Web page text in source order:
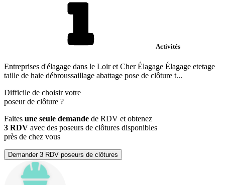
Activités
Entreprises d'élagage dans le Loir et Cher Élagage Élagage etetage
taille de haie débroussaillage abattage pose de clôture t...
Difficile de choisir votre
poseur de clôture ?
Faites une seule demande de RDV et obtenez
3 RDV avec des poseurs de clôtures disponibles
près de chez vous
Demander 3 RDV poseurs de clôtures